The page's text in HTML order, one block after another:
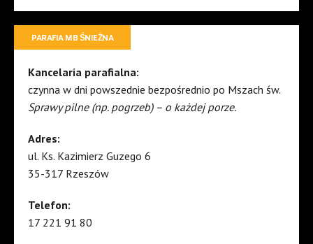
PARAFIA MB ŚNIEŻNA
Kancelaria parafialna:
czynna w dni powszednie bezpośrednio po Mszach św.
Sprawy pilne (np. pogrzeb) – o każdej porze.
Adres:
ul. Ks. Kazimierz Guzego 6
35-317 Rzeszów
Telefon:
17 221 91 80